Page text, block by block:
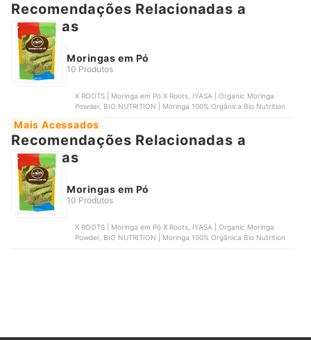
Recomendações Relacionadas a
Moringas
Moringas em Pó
10 Produtos
X ROOTS | Moringa em Pó X Roots, IYASA | Organic Moringa
Powder, BIO NUTRITION | Moringa 100% Orgânica Bio Nutrition
Mais Acessados
Recomendações Relacionadas a
Moringas
Moringas em Pó
10 Produtos
X ROOTS | Moringa em Pó X Roots, IYASA | Organic Moringa
Powder, BIO NUTRITION | Moringa 100% Orgânica Bio Nutrition